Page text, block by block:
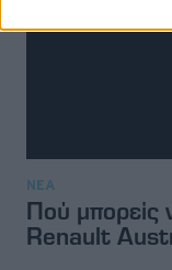
ΝΕΑ
Πού μπορείς
Renault